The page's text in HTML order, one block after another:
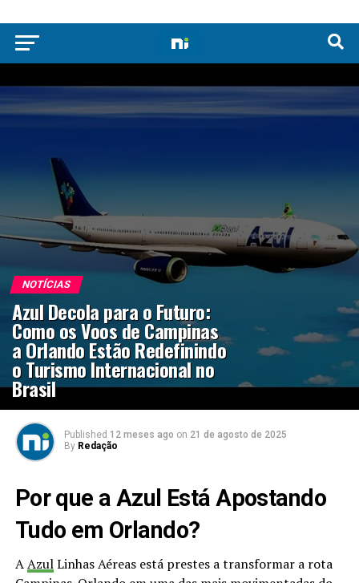
NOTÍCIAS
Azul Decola para o Futuro:
Como os Voos de Campinas
a Orlando Estão Redefinindo
o Turismo Internacional no
Brasil
Published 12 meses ago on 21 de agosto de 2025
By Redação
Por que a Azul Está Apostando
Tudo em Orlando?
AAzulLinhas Aéreas está prestes a transformar a rota